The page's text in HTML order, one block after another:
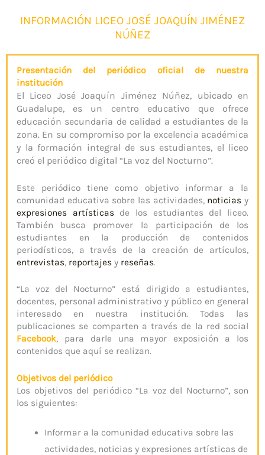
INFORMACIÓN LICEO JOSÉ JOAQUÍN JIMÉNEZ
NÚÑEZ
Presentación del periódico oficial de nuestra
institución
El Liceo José Joaquín Jiménez Núñez, ubicado en
Guadalupe, es un centro educativo que ofrece
educación secundaria de calidad a estudiantes de la
zona. En su compromiso por la excelencia académica
y la formación integral de sus estudiantes, el liceo
creó el periódico digital “La voz del Nocturno”.
Este periódico tiene como objetivo informar a la
comunidad educativa sobre las actividades, noticias y
expresiones artísticasde los estudiantes del liceo.
También busca promover la participación de los
estudiantes en la producción de contenidos
periodísticos, a través de la creación de artículos,
entrevistas, reportajes y reseñas.
“La voz del Nocturno” está dirigido a estudiantes,
docentes, personal administrativo y público en general
interesado en nuestra institución. Todas las
publicaciones se comparten a través de la red social
Facebook, para darle una mayor exposición a los
contenidos que aquí se realizan.
Objetivos del periódico
Los objetivos del periódico “La voz del Nocturno”, son
los siguientes:
Informar a la comunidad educativa sobre las
actividades, noticias y expresiones artísticas de